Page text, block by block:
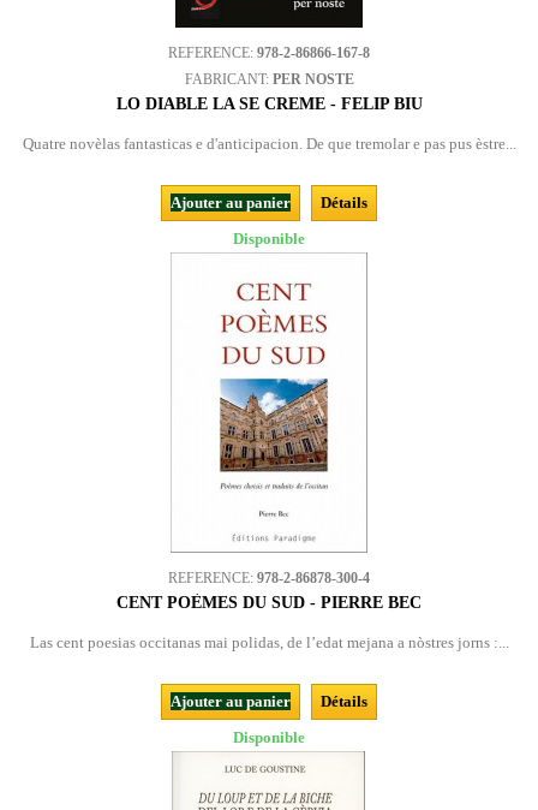
REFERENCE: 978-2-86866-167-8
FABRICANT: PER NOSTE
LO DIABLE LA SE CREME - FELIP BIU
Quatre novèlas fantasticas e d'anticipacion. De que tremolar e pas pus èstre...
Ajouter au panier
Détails
Disponible
REFERENCE: 978-2-86878-300-4
CENT POÈMES DU SUD - PIERRE BEC
Las cent poesias occitanas mai polidas, de l’edat mejana a nòstres jorns :...
Ajouter au panier
Détails
Disponible